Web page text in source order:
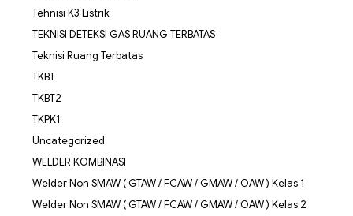
Tehnisi K3 Listrik
TEKNISI DETEKSI GAS RUANG TERBATAS
Teknisi Ruang Terbatas
TKBT
TKBT2
TKPK1
Uncategorized
WELDER KOMBINASI
Welder Non SMAW ( GTAW / FCAW / GMAW / OAW ) Kelas 1
Welder Non SMAW ( GTAW / FCAW / GMAW / OAW ) Kelas 2